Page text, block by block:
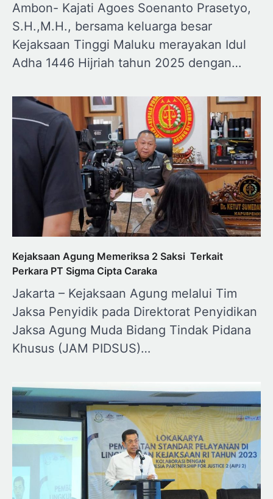
Ambon- Kajati Agoes Soenanto Prasetyo,
S.H.,M.H., bersama keluarga besar
Kejaksaan Tinggi Maluku merayakan Idul
Adha 1446 Hijriah tahun 2025 dengan…
Kejaksaan Agung Memeriksa 2 Saksi Terkait
Perkara PT Sigma Cipta Caraka
Jakarta – Kejaksaan Agung melalui Tim
Jaksa Penyidik pada Direktorat Penyidikan
Jaksa Agung Muda Bidang Tindak Pidana
Khusus (JAM PIDSUS)…